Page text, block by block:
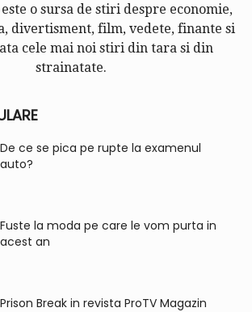
o sursa de stiri despre economie,
divertisment, film, vedete, finante si
cele mai noi stiri din tara si din
strainatate.
De ce se pica pe rupte la examenul
auto?
Fuste la moda pe care le vom purta in
acest an
Prison Break in revista ProTV Magazin